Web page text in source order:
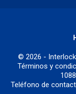
© 2026 -
Términos y
Teléfono de